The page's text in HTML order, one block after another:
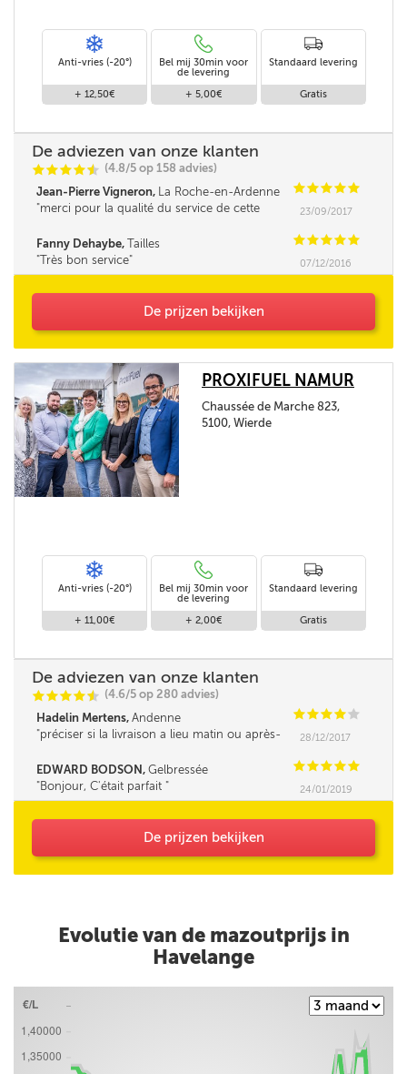
Anti-vries (-20°)
+ 12,50€
Bel mij 30min voor
de levering
+ 5,00€
Standaard levering
Gratis
De adviezen van onze klanten
CCCCi
@ (4.8/5 op 158 advies)
Jean-Pierre Vigneron, La Roche-en-Ardenne CCCCC
merci pour la qualité du service de cette
23/09/2017
Fanny Dehaybe, Tailles CCCCC
Très bon service
07/12/2016
De prijzen bekijken
PROXIFUEL NAMUR
Chaussée de Marche 823,
5100, Wierde
Anti-vries (-20°)
+ 11,00€
Bel mij 30min voor
de levering
+ 2,00€
Standaard levering
Gratis
De adviezen van onze klanten
CCCCi
@ (4.6/5 op 280 advies)
Hadelin Mertens, Andenne CCCC C
préciser si la livraison a lieu matin ou après-
28/12/2017
EDWARD BODSON, Gelbressée CCCCC
Bonjour, C'était parfait
24/01/2019
De prijzen bekijken
Evolutie van de mazoutprijs in
Havelange